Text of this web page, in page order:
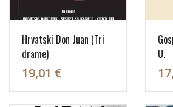
Hrvatski Don Juan (Tri
drame)
19,01 €
U.